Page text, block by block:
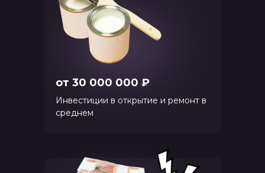
Инвестиции в открытие и ремонт в
среднем
от 30 000 000 ₽